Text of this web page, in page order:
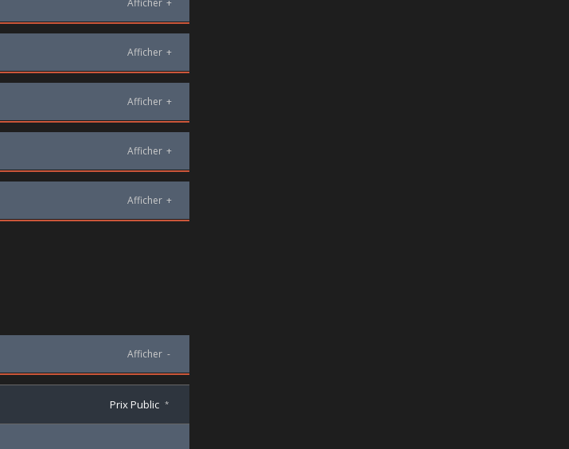
Afficher +
Afficher +
Afficher +
Afficher +
Afficher +
Afficher -
Prix Public *